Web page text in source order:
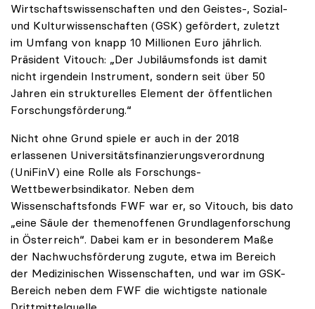
Wirtschaftswissenschaften und den Geistes-, Sozial-
und Kulturwissenschaften (GSK) gefördert, zuletzt
im Umfang von knapp 10 Millionen Euro jährlich.
Präsident Vitouch: „Der Jubiläumsfonds ist damit
nicht irgendein Instrument, sondern seit über 50
Jahren ein strukturelles Element der öffentlichen
Forschungsförderung.“
Nicht ohne Grund spiele er auch in der 2018
erlassenen Universitätsfinanzierungsverordnung
(UniFinV) eine Rolle als Forschungs-
Wettbewerbsindikator. Neben dem
Wissenschaftsfonds FWF war er, so Vitouch, bis dato
„eine Säule der themenoffenen Grundlagenforschung
in Österreich“. Dabei kam er in besonderem Maße
der Nachwuchsförderung zugute, etwa im Bereich
der Medizinischen Wissenschaften, und war im GSK-
Bereich neben dem FWF die wichtigste nationale